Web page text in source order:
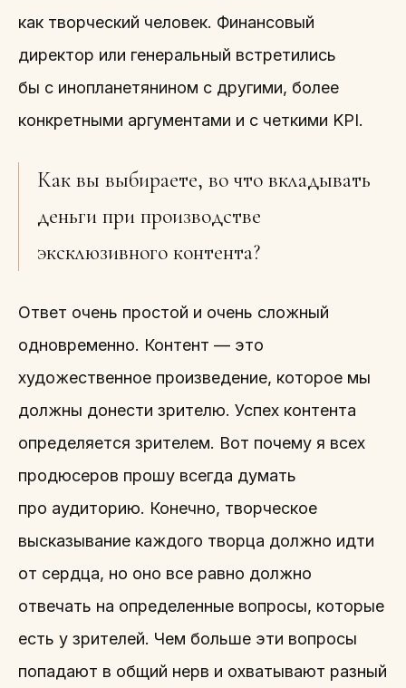
как творческий человек. Финансовый
директор или генеральный встретились
бы с инопланетянином с другими, более
конкретными аргументами и с четкими KPI.
Как вы выбираете, во что вкладывать
деньги при производстве
эксклюзивного контента?
Ответ очень простой и очень сложный
одновременно. Контент — это
художественное произведение, которое мы
должны донести зрителю. Успех контента
определяется зрителем. Вот почему я всех
продюсеров прошу всегда думать
про аудиторию. Конечно, творческое
высказывание каждого творца должно идти
от сердца, но оно все равно должно
отвечать на определенные вопросы, которые
есть у зрителей. Чем больше эти вопросы
попадают в общий нерв и охватывают разный